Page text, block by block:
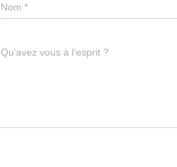
Nom *
Qu’avez vous à l’esprit ?